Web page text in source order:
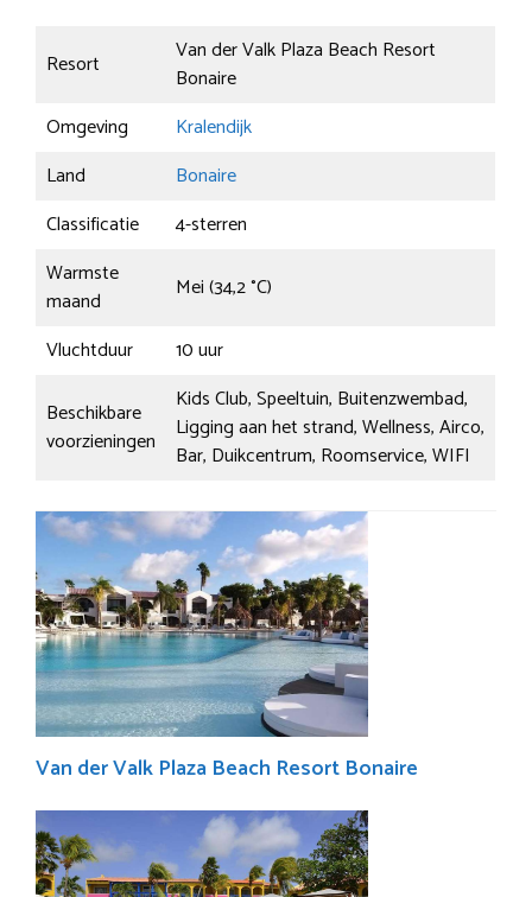
Resort
Van der Valk Plaza Beach Resort
Bonaire
Omgeving
Kralendijk
Land
Bonaire
Classificatie
4-sterren
Warmste
maand
Mei (34,2 °C)
Vluchtduur
10 uur
Beschikbare
voorzieningen
Kids Club, Speeltuin, Buitenzwembad,
Ligging aan het strand, Wellness, Airco,
Bar, Duikcentrum, Roomservice, WIFI
Van der Valk Plaza Beach Resort Bonaire